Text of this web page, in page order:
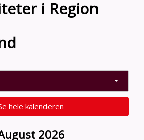
i Region
hele kalenderen
2026